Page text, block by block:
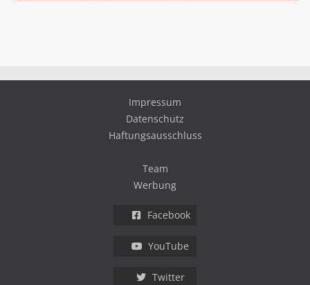
Impressum
Datenschutz
Haftungsausschluss
Team
Werbung
Facebook
YouTube
Twitter